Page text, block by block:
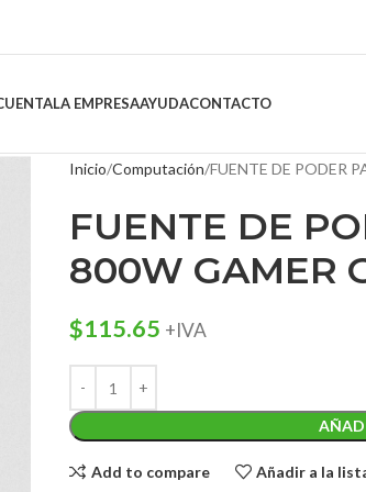
LA EMPRESAAYUDACONTACTO
Inicio Computación FUENTE DE PODER
FUENTE DE
800W GAMER
$115.65 +IVA
Add to compare Añadir a la